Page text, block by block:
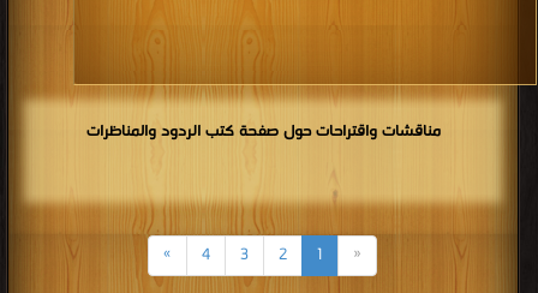
مناقشات واقتراحات حول صفحة كتب الردود والمناظرات
«
1
2
3
4
»